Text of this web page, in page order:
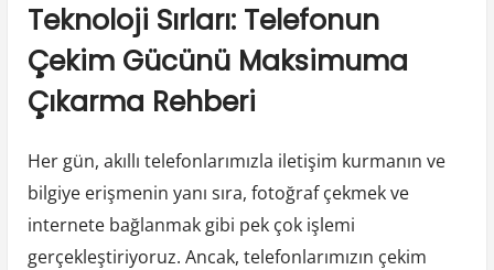
Teknoloji Sırları: Telefonun
Çekim Gücünü Maksimuma
Çıkarma Rehberi
Her gün, akıllı telefonlarımızla iletişim kurmanın ve
bilgiye erişmenin yanı sıra, fotoğraf çekmek ve
internete bağlanmak gibi pek çok işlemi
gerçekleştiriyoruz. Ancak, telefonlarımızın çekim